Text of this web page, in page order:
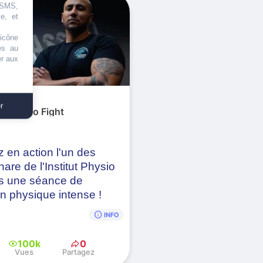
Physio Fight
en action l'un des
de l'Institut Physio
une séance de
physique intense !
info INFO
100k
Vues
0
Partagez
et
au
aux